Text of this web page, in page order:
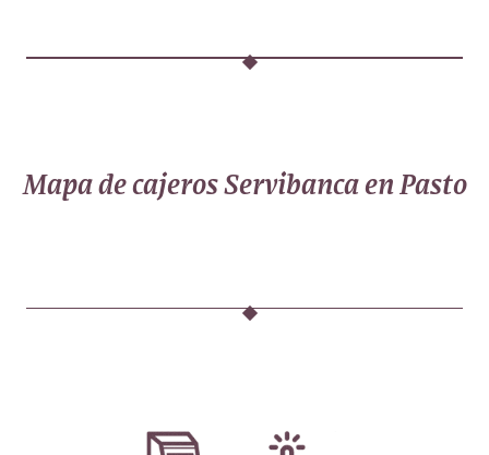
Mapa de cajeros Servibanca en Pasto